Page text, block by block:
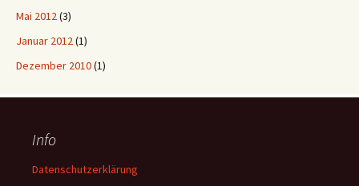
Mai 2012(3)
Januar 2012(1)
Dezember 2010(1)
Info
Datenschutzerklärung